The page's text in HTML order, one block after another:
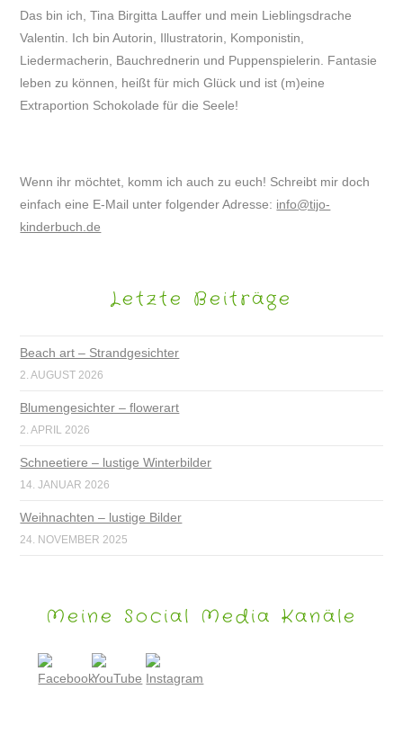
Das bin ich, Tina Birgitta Lauffer und mein Lieblingsdrache
Valentin. Ich bin Autorin, Illustratorin, Komponistin,
Liedermacherin, Bauchrednerin und Puppenspielerin. Fantasie
leben zu können, heißt für mich Glück und ist (m)eine
Extraportion Schokolade für die Seele!
Wenn ihr möchtet, komm ich auch zu euch! Schreibt mir doch
einfach eine E-Mail unter folgender Adresse: info@tijo-
kinderbuch.de
Letzte Beiträge
Beach art – Strandgesichter
2. AUGUST 2026
Blumengesichter – flowerart
2. APRIL 2026
Schneetiere – lustige Winterbilder
14. JANUAR 2026
Weihnachten – lustige Bilder
24. NOVEMBER 2025
Meine Social Media Kanäle